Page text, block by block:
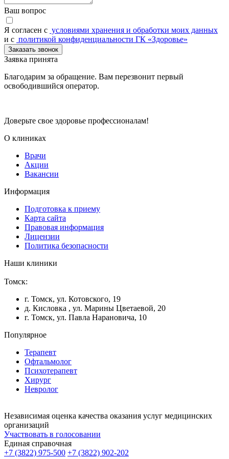
Ваш вопрос
Я согласен c условиями хранения и обработки моих данных
и с политикой конфиденциальности ГК «Здоровье»
Заказать звонок
Заявка принята
Благодарим за обращение. Вам перезвонит первый
освободившийся оператор.
Доверьте свое здоровье профессионалам!
О клиниках
Врачи
Акции
Вакансии
Информация
Подготовка к приему
Карта сайта
Правовая информация
Лицензии
Политика безопасности
Наши клиники
Томск:
г. Томск, ул. Котовского, 19
д. Кисловка , ул. Марины Цветаевой, 20
г. Томск, ул. Павла Нарановича, 10
Популярное
Терапевт
Офтальмолог
Психотерапевт
Хирург
Невролог
Независимая оценка качества оказания услуг медицинских
организаций
Участвовать в голосовании
Единая справочная
+7 (3822) 975-500 +7 (3822) 902-202